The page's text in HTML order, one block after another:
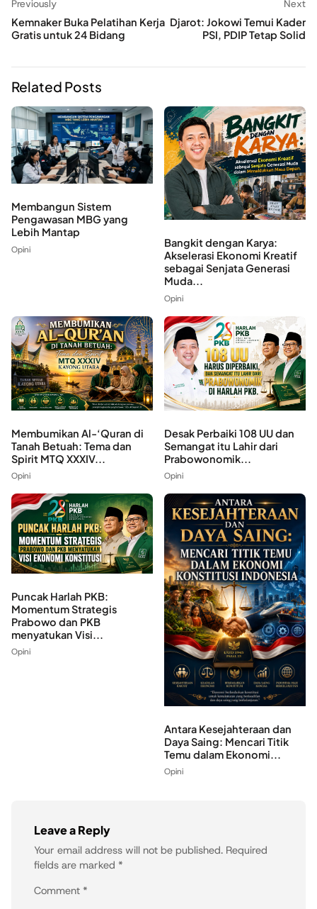
Previously
Kemnaker Buka Pelatihan Kerja
Gratis untuk 24 Bidang
Next
Djarot: Jokowi Temui Kader
PSI, PDIP Tetap Solid
Related Posts
Membangun Sistem
Pengawasan MBG yang
Lebih Mantap
Opini
Bangkit dengan Karya:
Akselerasi Ekonomi Kreatif
sebagai Senjata Generasi
Muda...
Opini
Membumikan Al-‘Quran di
Tanah Betuah: Tema dan
Spirit MTQ XXXIV...
Opini
Desak Perbaiki 108 UU dan
Semangat itu Lahir dari
Prabowonomik...
Opini
Puncak Harlah PKB:
Momentum Strategis
Prabowo dan PKB
menyatukan Visi...
Opini
Antara Kesejahteraan dan
Daya Saing: Mencari Titik
Temu dalam Ekonomi...
Opini
Leave a Reply
Your email address will not be published. Required
fields are marked *
Comment *